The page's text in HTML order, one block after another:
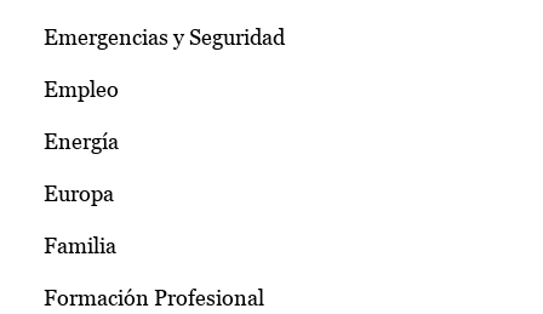
Emergencias y Seguridad
Empleo
Energía
Europa
Familia
Formación Profesional